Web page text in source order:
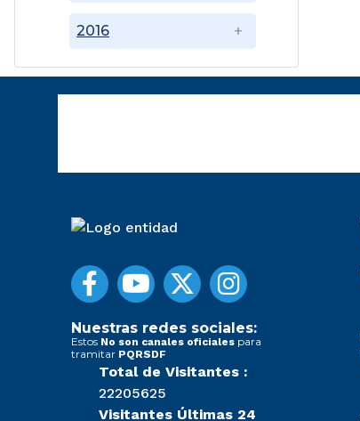
2016
Nuestras redes sociales:
Estos No son canales oficiales para
tramitar PQRSDF
Total de Visitantes :
22205625
Visitantes Últimas 24